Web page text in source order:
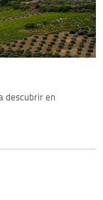
descubrir en